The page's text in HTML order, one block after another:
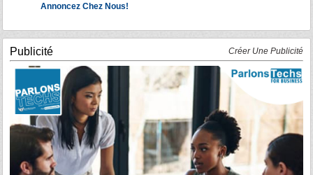
Annoncez Chez Nous!
Publicité Créer Une Publicité